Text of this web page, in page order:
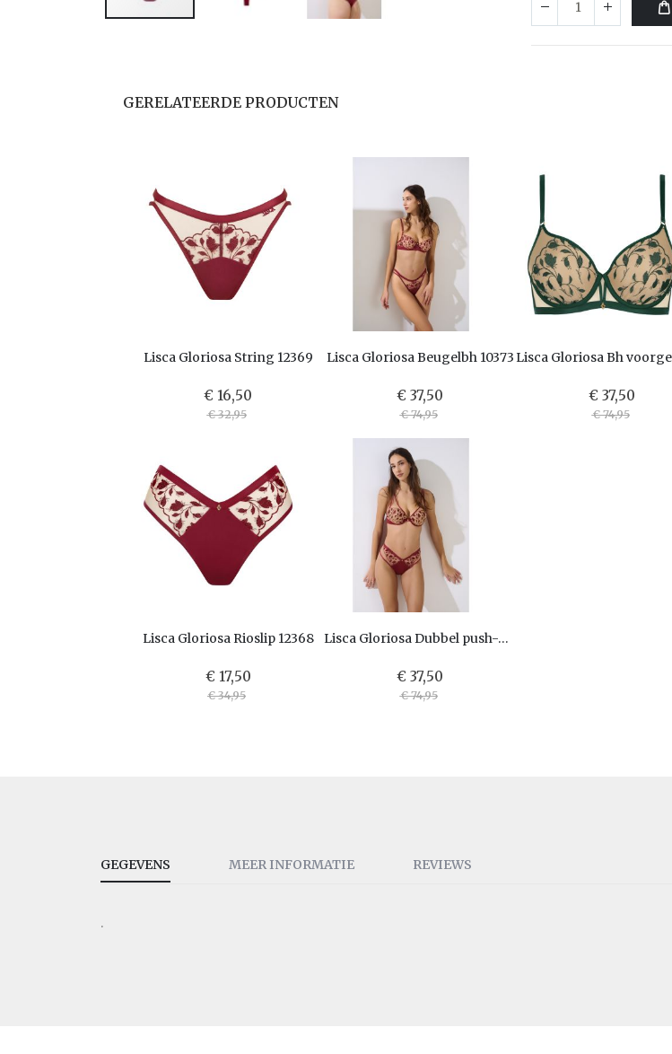
GERELATEERDE PRODUCTEN
Lisca Gloriosa String 12369
€ 16,50
€ 32,95
Lisca Gloriosa Rioslip 12368
€ 17,50
€ 34,95
Lisca Gloriosa Beugelbh 10373
€ 37,50
€ 74,95
Lisca Gloriosa Dubbel push-up bh 10375
€ 37,50
€ 74,95
€ 37,50
€ 74,95
GEGEVENS
.
MEER INFORMATIE REVIEWS